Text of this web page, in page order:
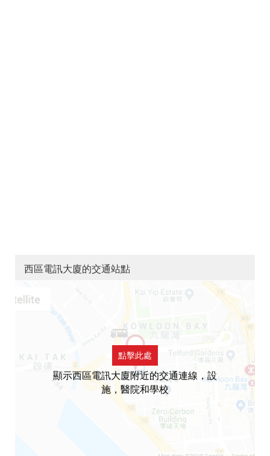
西區電訊大廈的交通站點
點擊此處
顯示西區電訊大廈附近的交通連線，設
施，醫院和學校